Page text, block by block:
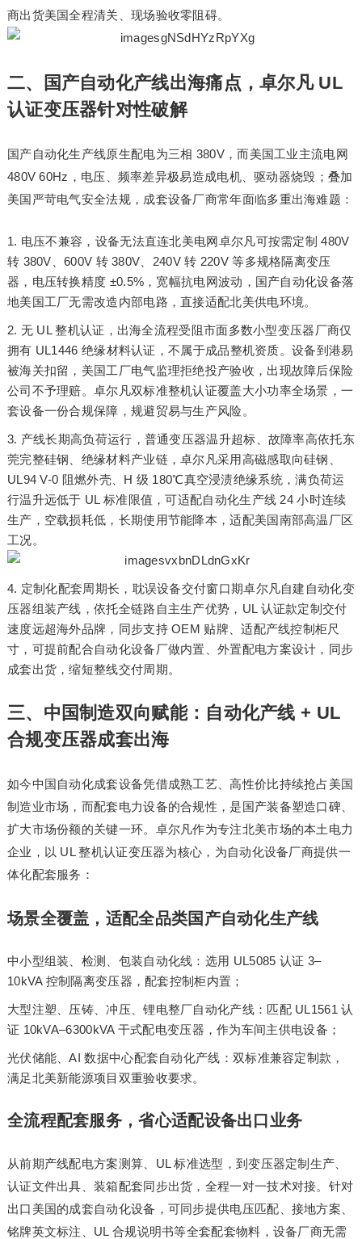
商出货美国全程清关、现场验收零阻碍。
二、国产自动化产线出海痛点，卓尔凡 UL
认证变压器针对性破解
国产自动化生产线原生配电为三相 380V，而美国工业主流电网
480V 60Hz，电压、频率差异极易造成电机、驱动器烧毁；叠加
美国严苛电气安全法规，成套设备厂商常年面临多重出海难题：
电压不兼容，设备无法直连北美电网卓尔凡可按需定制 480V
转 380V、600V 转 380V、240V 转 220V 等多规格隔离变压
器，电压转换精度 ±0.5%，宽幅抗电网波动，国产自动化设备落
地美国工厂无需改造内部电路，直接适配北美供电环境。
无 UL 整机认证，出海全流程受阻市面多数小型变压器厂商仅
拥有 UL1446 绝缘材料认证，不属于成品整机资质。设备到港易
被海关扣留，美国工厂电气监理拒绝投产验收，出现故障后保险
公司不予理赔。卓尔凡双标准整机认证覆盖大小功率全场景，一
套设备一份合规保障，规避贸易与生产风险。
产线长期高负荷运行，普通变压器温升超标、故障率高依托东
莞完整硅钢、绝缘材料产业链，卓尔凡采用高磁感取向硅钢、
UL94 V-0 阻燃外壳、H 级 180℃真空浸渍绝缘系统，满负荷运
行温升远低于 UL 标准限值，可适配自动化生产线 24 小时连续
生产，空载损耗低，长期使用节能降本，适配美国南部高温厂区
工况。
定制化配套周期长，耽误设备交付窗口期卓尔凡自建自动化变
压器组装产线，依托全链路自主生产优势，UL 认证款定制交付
速度远超海外品牌，同步支持 OEM 贴牌、适配产线控制柜尺
寸，可提前配合自动化设备厂做内置、外置配电方案设计，同步
成套出货，缩短整线交付周期。
三、中国制造双向赋能：自动化产线 + UL
合规变压器成套出海
如今中国自动化成套设备凭借成熟工艺、高性价比持续抢占美国
制造业市场，而配套电力设备的合规性，是国产装备塑造口碑、
扩大市场份额的关键一环。卓尔凡作为专注北美市场的本土电力
企业，以 UL 整机认证变压器为核心，为自动化设备厂商提供一
体化配套服务：
场景全覆盖，适配全品类国产自动化生产线
中小型组装、检测、包装自动化线：选用 UL5085 认证 3–
10kVA 控制隔离变压器，配套控制柜内置；
大型注塑、压铸、冲压、锂电整厂自动化产线：匹配 UL1561 认
证 10kVA–6300kVA 干式配电变压器，作为车间主供电设备；
光伏储能、AI 数据中心配套自动化产线：双标准兼容定制款，
满足北美新能源项目双重验收要求。
全流程配套服务，省心适配设备出口业务
从前期产线配电方案测算、UL 标准选型，到变压器定制生产、
认证文件出具、装箱配套同步出货，全程一对一技术对接。针对
出口美国的成套自动化设备，可同步提供电压匹配、接地方案、
铭牌英文标注、UL 合规说明书等全套配套物料，设备厂商无需